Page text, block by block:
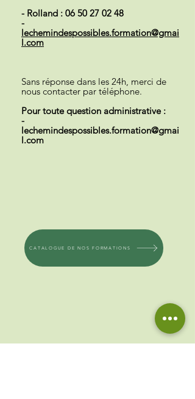
- Rolland : 06 50 27 02 48
-
lechemindespossibles.formation@gmai
l.com
Sans réponse dans les 24h, merci de
nous contacter par téléphone.
Pour toute question administrative :
-
lechemindespossibles.formation@gmai
l.com
CATALOGUE DE NOS FORMATIONS